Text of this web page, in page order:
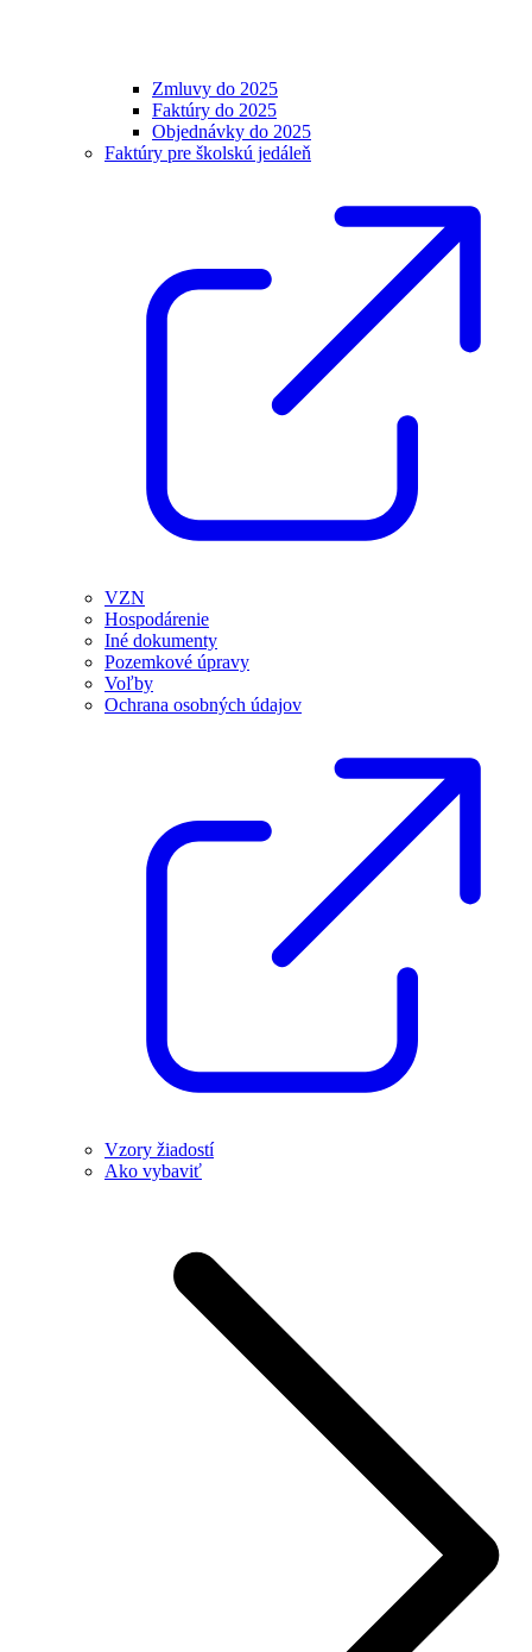
Zmluvy do 2025
Faktúry do 2025
Objednávky do 2025
Faktúry pre školskú jedáleň
VZN
Hospodárenie
Iné dokumenty
Pozemkové úpravy
Voľby
Ochrana osobných údajov
Vzory žiadostí
Ako vybaviť